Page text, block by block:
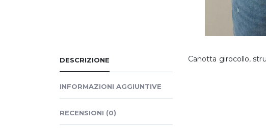
DESCRIZIONE
INFORMAZIONI AGGIUNTIVE
RECENSIONI (0)
Canotta girocollo,